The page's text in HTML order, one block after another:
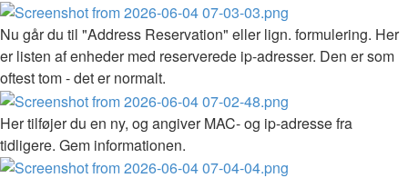
Nu går du til "Address Reservation" eller lign. formulering. Her
er listen af enheder med reserverede ip-adresser. Den er som
oftest tom - det er normalt.
Her tilføjer du en ny, og angiver MAC- og ip-adresse fra
tidligere. Gem informationen.